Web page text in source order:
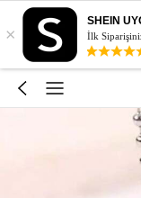
×
SHEIN
İlk